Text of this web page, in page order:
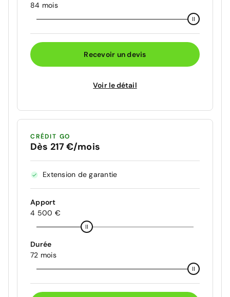
84 mois
Recevoir un devis
Voir le détail
CRÉDIT GO
Dès 217 €/mois
Extension de garantie
Apport
4 500 €
Durée
72 mois